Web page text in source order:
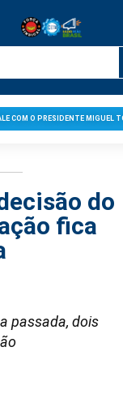
COM O PRESIDENTE MIGUEL
do
fica
passada, dois